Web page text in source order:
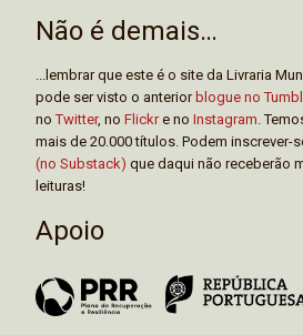
Não é demais…
...lembrar que este é o site da Livraria
pode ser visto o anteriorblogue no
noTwitter, no Flickre no Instagram .
mais de 20.000 títulos. Podem inscrever-
(no Substack) que daqui não receberão
leituras!
Apoio